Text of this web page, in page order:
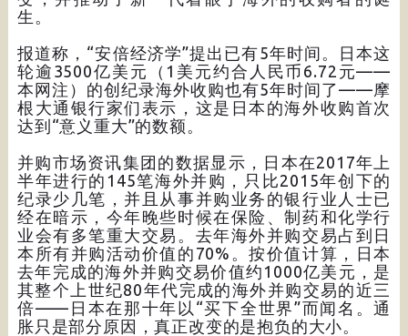
生。
报道称，“安倍经济学”提出已有5年时间。日本这
轮逾3500亿美元（1美元约合人民币6.72元——
本网注）的创纪录海外收购也有5年时间了——摩
根大通银行家们表示，这是日本的海外收购首次
达到“意义重大”的数额。
并购市场资讯集团的数据显示，日本在2017年上
半年进行的145笔海外并购，只比2015年创下的
纪录少几笔，并且从事并购业务的银行业人士已
经在暗示，今年晚些时候在保险、制药和化学行
业会有多笔重大交易。去年海外并购交易占到日
本所有并购活动价值的70%。按价值计算，日本
去年完成的海外并购交易价值约1000亿美元，是
其整个上世纪80年代完成的海外并购交易的近三
倍——日本在那十年以“买下全世界”而闻名。通
胀只是部分原因，真正改变的是抱负的大小。